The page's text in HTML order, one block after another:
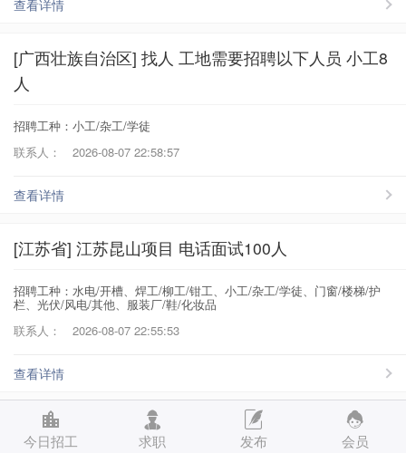
查看详情
[广西壮族自治区] 找人 工地需要招聘以下人员 小工8
人
招聘工种：小工/杂工/学徒
联系人：
2026-08-07 22:58:57
查看详情
[江苏省] 江苏昆山项目 电话面试100人
招聘工种：水电/开槽、焊工/柳工/钳工、小工/杂工/学徒、门窗/楼梯/护
栏、光伏/风电/其他、服装厂/鞋/化妆品
联系人：
2026-08-07 22:55:53
查看详情
[江苏省] 江苏南京项目 电话面试 电工大工
今日招工 求职 发布 会员